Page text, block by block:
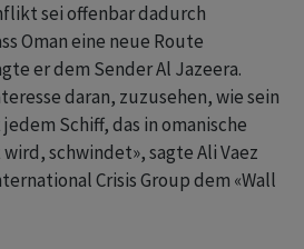
sei offenbar dadurch
Oman eine neue Route
er dem Sender Al Jazeera.
daran, zuzusehen, wie sein
Schiff, das in omanische
schwindet», sagte Ali Vaez
Crisis Group dem «Wall